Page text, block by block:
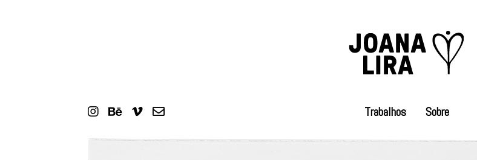
Trabalhos Sobre